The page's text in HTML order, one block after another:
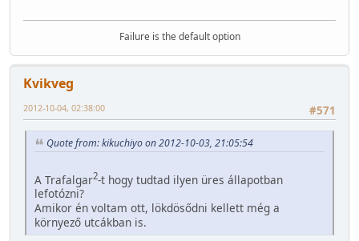
Failure is the default option
Kvikveg
#571
2012-10-04, 02:38:00
Quote from: kikuchiyo on 2012-10-03, 21:05:54
A Trafalgar2-t hogy tudtad ilyen üres állapotban
lefotózni?
Amikor én voltam ott, lökdösődni kellett még a
környező utcákban is.